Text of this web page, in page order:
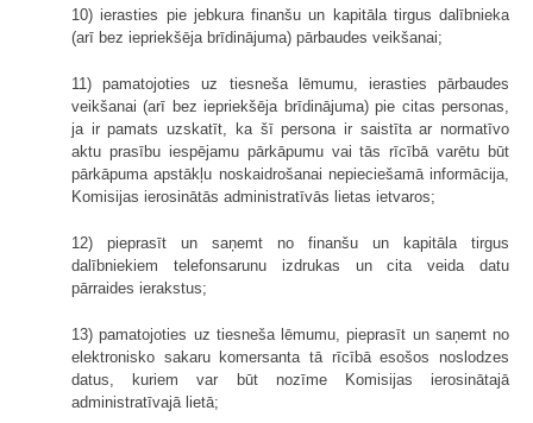
10) ierasties pie jebkura finanšu un kapitāla tirgus dalībnieka
(arī bez iepriekšēja brīdinājuma) pārbaudes veikšanai;
11) pamatojoties uz tiesneša lēmumu, ierasties pārbaudes
veikšanai (arī bez iepriekšēja brīdinājuma) pie citas personas,
ja ir pamats uzskatīt, ka šī persona ir saistīta ar normatīvo
aktu prasību iespējamu pārkāpumu vai tās rīcībā varētu būt
pārkāpuma apstākļu noskaidrošanai nepieciešamā informācija,
Komisijas ierosinātās administratīvās lietas ietvaros;
12) pieprasīt un saņemt no finanšu un kapitāla tirgus
dalībniekiem telefonsarunu izdrukas un cita veida datu
pārraides ierakstus;
13) pamatojoties uz tiesneša lēmumu, pieprasīt un saņemt no
elektronisko sakaru komersanta tā rīcībā esošos noslodzes
datus, kuriem var būt nozīme Komisijas ierosinātajā
administratīvajā lietā;